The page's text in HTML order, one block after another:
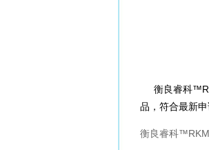
衡良睿科
品，符合最新
衡良睿科